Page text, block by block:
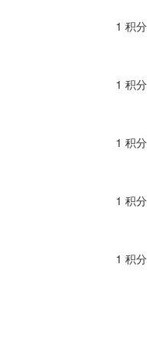
1 积分
1 积分
1 积分
1 积分
1 积分